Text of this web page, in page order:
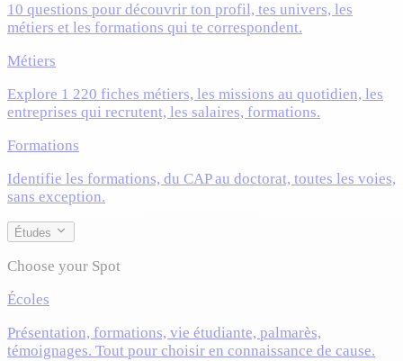
10 questions pour découvrir ton profil, tes univers, les
métiers et les formations qui te correspondent.
Métiers
Explore 1 220 fiches métiers, les missions au quotidien, les
entreprises qui recrutent, les salaires, formations.
Formations
Identifie les formations, du CAP au doctorat, toutes les voies,
sans exception.
Études
Choose your Spot
Écoles
Présentation, formations, vie étudiante, palmarès,
témoignages. Tout pour choisir en connaissance de cause.